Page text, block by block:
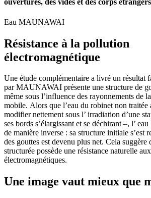
ouvertures, des vides et des corps
Eau MAUNAWAI
Résistance à la pollution
électromagnétique
Une étude complémentaire a livré un résultat
par MAUNAWAI présente une structure de
même sous l’influence des rayonnements de
mobile. Alors que l’eau du robinet non traitée
modifier nettement sous l’ irradiation d’une
ses bords s’élargissant et se déchirant –, l’
de manière inverse : sa structure initiale s’est
des gouttes est devenu plus net. Cela suggère
structurée possède une résistance naturelle
électromagnétiques.
Une image vaut mieux que